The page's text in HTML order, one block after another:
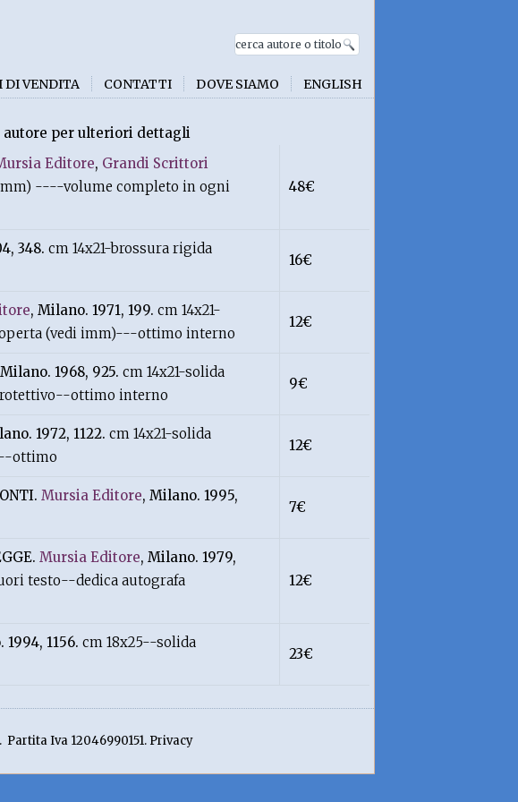
DI VENDITA CONTATTI DOVE SIAMO ENGLISH
autore per ulteriori dettagli
Editore, Grandi Scrittori
----volume completo in ogni
48€
348. cm 14x21-brossura rigida
16€
, Milano. 1971, 199. cm 14x21-
(vedi imm)---ottimo interno
12€
1968, 925. cm 14x21-solida
ottimo interno
9€
1972, 1122. cm 14x21-solida
ottimo
12€
Mursia Editore, Milano. 1995,
7€
Mursia Editore, Milano. 1979,
testo--dedica autografa
12€
1994, 1156. cm 18x25--solida
23€
Iva 12046990151. Privacy